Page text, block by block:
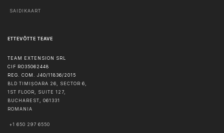
SAIDIKAART
ETTEVÕTTE TEAVE
TEAM EXTENSION SRL
CIF RO35062448
REG. COM. J40/11836/2015
BLD TIMIȘOARA 26, SECTOR 6,
1ST FLOOR, SUITE 127,
BUCHAREST, 061331
ROMANIA
+1 650 297 6550